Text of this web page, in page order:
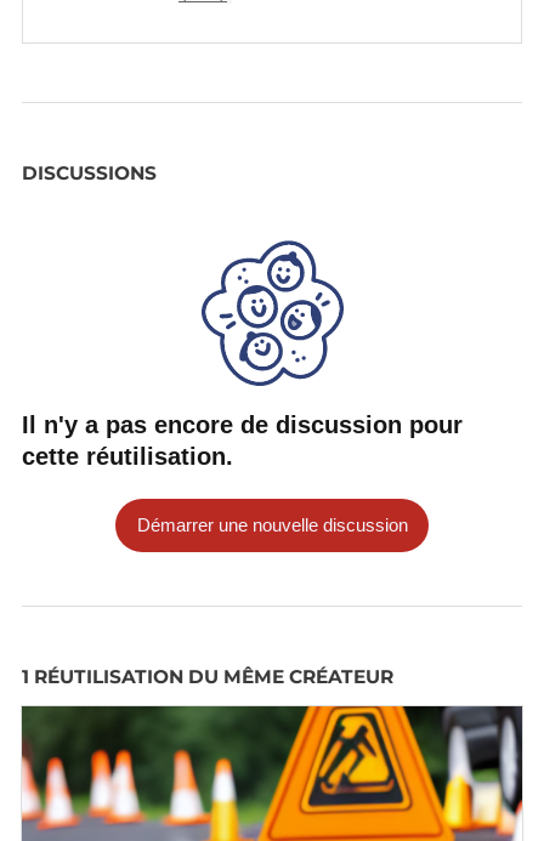
DISCUSSIONS
Il n'y a pas encore de discussion pour
cette réutilisation.
Démarrer une nouvelle discussion
1 RÉUTILISATION DU MÊME CRÉATEUR